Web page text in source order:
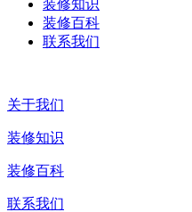
装修知识
装修百科
联系我们
关于我们
装修知识
装修百科
联系我们